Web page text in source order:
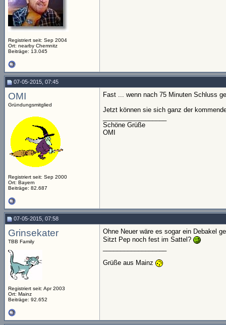
Registriert seit: Sep 2004
Ort: nearby Chemnitz
Beiträge: 13.045
07-05-2015, 07:45
OMI
Gründungsmitglied
Registriert seit: Sep 2000
Ort: Bayern
Beiträge: 82.687
Fast ... wenn nach 75 Minuten Schluss
Jetzt können sie sich ganz der
Schöne Grüße
OMI
07-05-2015, 07:58
Grinsekater
TBB Family
Registriert seit: Apr 2003
Ort: Mainz
Beiträge: 92.652
Ohne Neuer wäre es sogar ein Debakel
Sitzt Pep noch fest im Sattel?
Grüße aus Mainz